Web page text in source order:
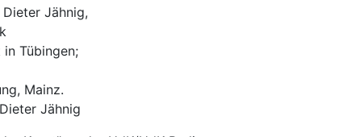
Jähnig,
Tübingen;
Mainz.
Jähnig